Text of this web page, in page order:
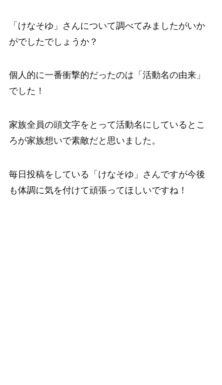
「けなそゆ」さんについて調べてみましたがいか
がでしたでしょうか？
個人的に一番衝撃的だったのは「活動名の由来」
でした！
家族全員の頭文字をとって活動名にしているとこ
ろが家族想いで素敵だと思いました。
毎日投稿をしている「けなそゆ」さんですが今後
も体調に気を付けて頑張ってほしいですね！